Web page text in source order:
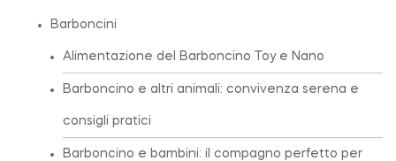
Barboncini
Alimentazione del Barboncino Toy e Nano
Barboncino e altri animali: convivenza serena e
consigli pratici
Barboncino e bambini: il compagno perfetto per